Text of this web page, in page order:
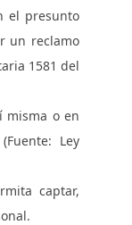
el presunto
un reclamo
1581 del
misma o en
Ley
captar,